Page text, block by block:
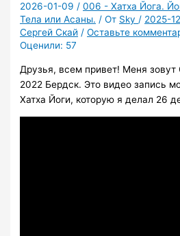
2026-01-09/006 - Хатха Йога.
Тела или Асаны. / От Sky/ 2025-
Сергей Скай /Оставьте
Оценили: 57
Друзья, всем привет! Меня зовут
2022 Бердск. Это видео запись
Хатха Йоги, которую я делал 26